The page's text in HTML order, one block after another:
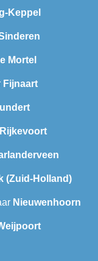
Keppel
Mortel
Fijnaart
Rijkevoort
(Zuid-Holland)
Nieuwenhoorn